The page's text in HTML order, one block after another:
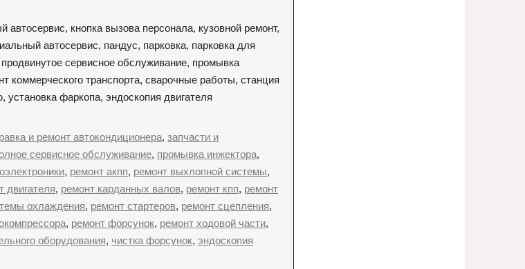
кнопка вызова персонала, кузовной ремонт,
автосервис, пандус, парковка, парковка для
сервисное обслуживание, промывка
коммерческого транспорта, сварочные работы, станция
фаркопа, эндоскопия двигателя
и ремонт автокондиционера, запчасти и
сервисное обслуживание, промывка инжектора,
, ремонт акпп, ремонт выхлопной системы,
двигателя, ремонт карданных валов, ремонт кпп, ремонт
охлаждения, ремонт стартеров, ремонт сцепления,
, ремонт форсунок, ремонт ходовой части,
оборудования, чистка форсунок, эндоскопия